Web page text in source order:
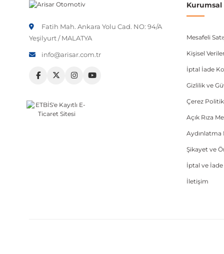
Fatih Mah. Ankara Yolu Cad. NO: 94/A
Yeşilyurt / MALATYA
info@arisar.com.tr
Mesafeli
Kişisel
İptal İade
Gizlilik ve
Çerez
Açık Rıza
Aydınlatma
Şikayet ve
İptal ve
İletişim